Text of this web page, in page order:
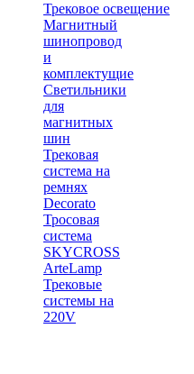
Трековое освещение
Магнитный
шинопровод
и
комплектущие
Светильники
для
магнитных
шин
Трековая
система на
ремнях
Decorato
Тросовая
система
SKYCROSS
ArteLamp
Трековые
системы на
220V